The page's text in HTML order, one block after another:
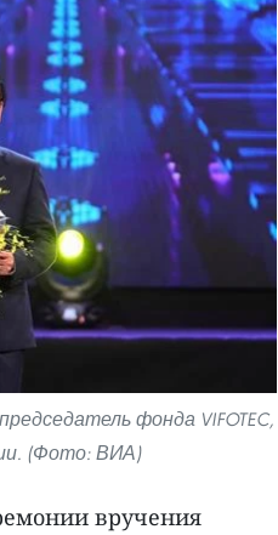
фонда VIFOTEC,
(Фото: ВИА)
вручения